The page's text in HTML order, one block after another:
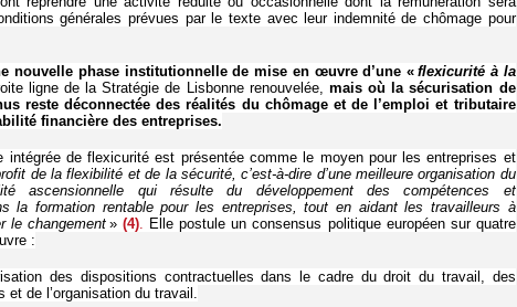
générales prévues par le texte avec leur indemnité de chômage pour
nouvelle phase institutionnelle de mise en œuvre d’une « flexicurité à la
ligne de la Stratégie de Lisbonne renouvelée, mais où la sécurisation de
reste déconnectée des réalités du chômage et de l’emploi et tributaire
financière des entreprises.
intégrée de flexicurité est présentée comme le moyen pour les entreprises et
de la flexibilité et de la sécurité, c’est-à-dire d’une meilleure organisation du
ascensionnelle qui résulte du développement des compétences et
la formation rentable pour les entreprises, tout en aidant les travailleurs à
le changement » (4). Elle postule un consensus politique européen sur quatre
:
des dispositions contractuelles dans le cadre du droit du travail, des
de l’organisation du travail.